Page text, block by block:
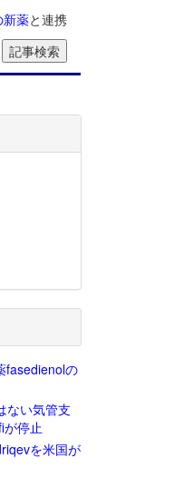
新薬と連携
fasedienolの
ない気管支
が停止
を米国が